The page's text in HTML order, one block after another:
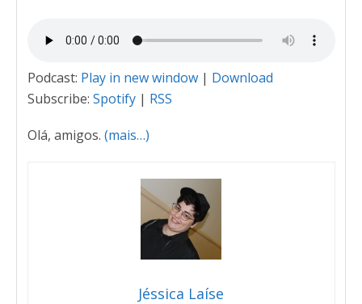
Podcast: Play in new window| Download
Subscribe: Spotify| RSS
Olá, amigos. (mais…)
Jéssica Laíse